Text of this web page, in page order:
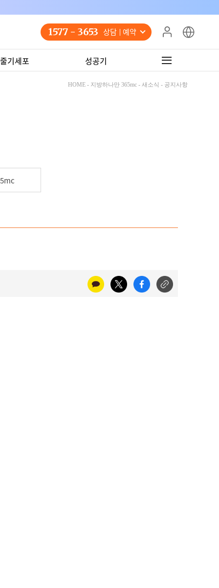
1577 - 3653 상담 예약
기세포 성공기
HOME - 지방하나만 365mc - 새소식 - 공지사항